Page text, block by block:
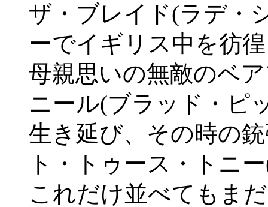
ザ・ブレイド(ラデ・
ーでイギリス中を彷
母親思いの無敵のベ
ニール(ブラッド・ピ
生き延び、その時の
ト・トゥース・トニ
これだけ並べてもま